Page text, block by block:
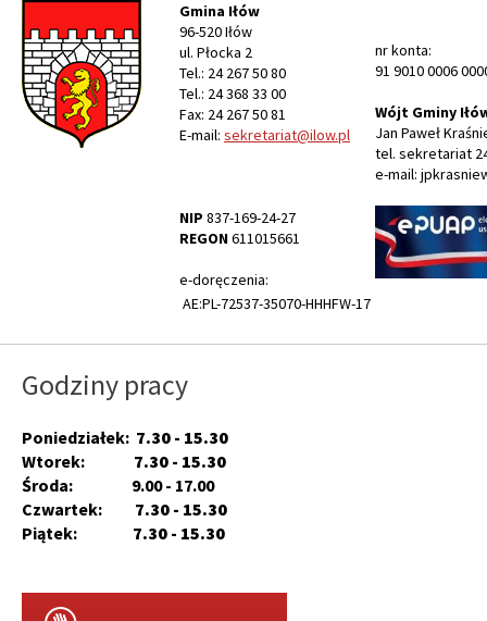
Gmina Iłów
96-520 Iłów
ul. Płocka 2
Tel.: 24 267 50 80
Tel.: 24 368 33 00
Fax: 24 267 50 81
E-mail: sekretariat@ilow.pl
NIP 837-169-24-27
REGON611015661
e-doręczenia:
AE:PL-72537-35070-HHHFW-17
nr konta:
91 9010 0006
Wójt Gminy
Jan Paweł
tel. sekretariat
e-mail:
Godziny pracy
Poniedziałek: 7.30 - 15.30
Wtorek: 7.30 - 15.30
Środa: 9.00 - 17.00
Czwartek: 7.30 - 15.30
Piątek: 7.30 - 15.30